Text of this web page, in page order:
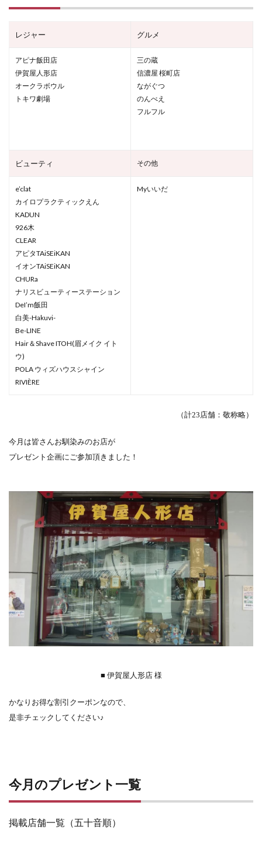
レジャー グルメ
アピナ飯田店
伊賀屋人形店
オークラボウル
トキワ劇場
三の蔵
信濃屋 桜町店
ながぐつ
のんべえ
フルフル
ビューティ その他
e’clat
カイロプラクティックえん
KADUN
926木
CLEAR
アピタTAiSEiKAN
イオンTAiSEiKAN
CHURa
ナリスビューティーステーション
DeI’m飯田
白美-Hakuvi-
Be-LINE
Hair＆Shave ITOH(眉メイク イト
ウ)
POLA ウィズハウスシャイン
RIVIÈRE
Myいいだ
（計23店舗：敬称略）
今月は皆さんお馴染みのお店が
プレゼント企画にご参加頂きました！
■ 伊賀屋人形店 様
かなりお得な割引クーポンなので、
是非チェックしてください♪
今月のプレゼント一覧
掲載店舗一覧（五十音順）